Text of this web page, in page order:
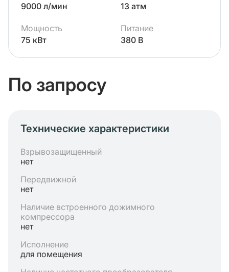
9000 л/мин
13 атм
Мощность
75 кВт
Питание
380 В
По запросу
Технические характеристики
Взрывозащищенный
нет
Передвижной
нет
Наличие встроенного дожимного
компрессора
нет
Исполнение
для помещения